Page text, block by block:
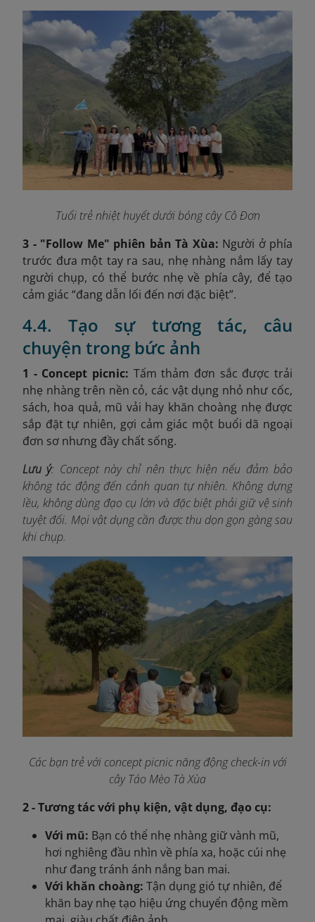
Tuổi trẻ nhiệt huyết dưới bóng cây Cô Đơn
3 - "Follow Me" phiên bản Tà Xùa: Người ở phía
trước đưa một tay ra sau, nhẹ nhàng nắm lấy tay
người chụp, có thể bước nhẹ về phía cây, để tạo
cảm giác “đang dẫn lối đến nơi đặc biệt”.
4.4. Tạo sự tương tác, câu
chuyện trong bức ảnh
1 - Concept picnic: Tấm thảm đơn sắc được trải
nhẹ nhàng trên nền cỏ, các vật dụng nhỏ như cốc,
sách, hoa quả, mũ vải hay khăn choàng nhẹ được
sắp đặt tự nhiên, gợi cảm giác một buổi dã ngoại
đơn sơ nhưng đầy chất sống.
Lưu ý: Concept này chỉ nên thực hiện nếu đảm bảo
không tác động đến cảnh quan tự nhiên. Không dựng
lều, không dùng đạo cụ lớn và đặc biệt phải giữ vệ sinh
tuyệt đối. Mọi vật dụng cần được thu dọn gọn gàng sau
khi chụp.
Các bạn trẻ với concept picnic năng động check-in với
cây Táo Mèo Tà Xùa
2 - Tương tác với phụ kiện, vật dụng, đạo cụ:
Với mũ: Bạn có thể nhẹ nhàng giữ vành mũ,
hơi nghiêng đầu nhìn về phía xa, hoặc cúi nhẹ
như đang tránh ánh nắng ban mai.
Với khăn choàng: Tận dụng gió tự nhiên, để
khăn bay nhẹ tạo hiệu ứng chuyển động mềm